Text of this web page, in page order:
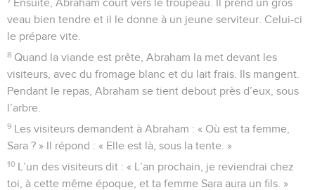
Ensuite, Abraham court vers le troupeau. Il prend un gros
veau bien tendre et il le donne à un jeune serviteur. Celui-ci
le prépare vite.
8 Quand la viande est prête, Abraham la met devant les
visiteurs, avec du fromage blanc et du lait frais. Ils mangent.
Pendant le repas, Abraham se tient debout près d’eux, sous
l’arbre.
9 Les visiteurs demandent à Abraham : « Où est ta femme,
Sara ? » Il répond : « Elle est là, sous la tente. »
10 L’un des visiteurs dit : « L’an prochain, je reviendrai chez
toi, à cette même époque, et ta femme Sara aura un fils. »